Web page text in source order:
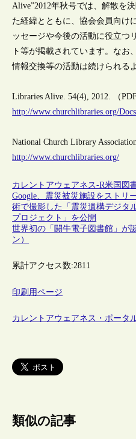
Alive”2012年秋号では、解散を
た経緯とともに、協会会員向け
ッセージや今後の活動に役立つ
ト等が掲載されています。なお
情報交換等の活動は続けられる
Libraries Alive. 54(4), 2012. （PDF
http://www.churchlibraries.org/
National Church Library
http://www.churchlibraries.org/
カレントアウェアネス-R米国 図
Google、震災被災施設をストリ
術で撮影した「震災遺構デジタ
プロジェクト」を公開
世界初の「闘牛電子図書館」が
ン）
累計アクセス数:2811
印刷用ページ
カレントアウェアネス・ポータ
類似の記事